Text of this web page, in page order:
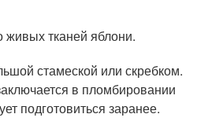
живых тканей яблони.
стамеской или скребком.
в пломбировании
подготовиться заранее.